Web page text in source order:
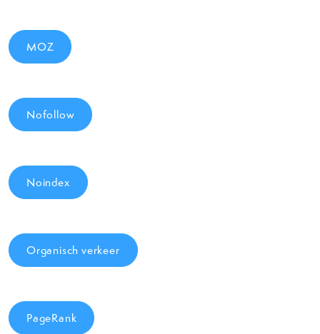
MOZ
Nofollow
Noindex
Organisch verkeer
PageRank